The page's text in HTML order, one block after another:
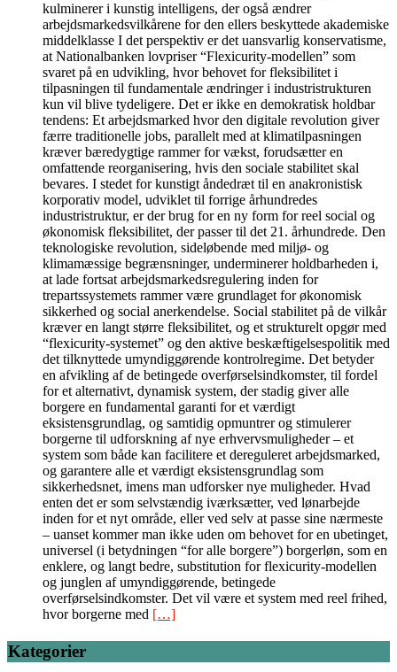
kulminerer i kunstig intelligens, der også ændrer
arbejdsmarkedsvilkårene for den ellers beskyttede akademiske
middelklasse I det perspektiv er det uansvarlig konservatisme,
at Nationalbanken lovpriser “Flexicurity-modellen” som
svaret på en udvikling, hvor behovet for fleksibilitet i
tilpasningen til fundamentale ændringer i industristrukturen
kun vil blive tydeligere. Det er ikke en demokratisk holdbar
tendens: Et arbejdsmarked hvor den digitale revolution giver
færre traditionelle jobs, parallelt med at klimatilpasningen
kræver bæredygtige rammer for vækst, forudsætter en
omfattende reorganisering, hvis den sociale stabilitet skal
bevares. I stedet for kunstigt åndedræt til en anakronistisk
korporativ model, udviklet til forrige århundredes
industristruktur, er der brug for en ny form for reel social og
økonomisk fleksibilitet, der passer til det 21. århundrede. Den
teknologiske revolution, sideløbende med miljø- og
klimamæssige begrænsninger, underminerer holdbarheden i,
at lade fortsat arbejdsmarkedsregulering inden for
trepartssystemets rammer være grundlaget for økonomisk
sikkerhed og social anerkendelse. Social stabilitet på de vilkår
kræver en langt større fleksibilitet, og et strukturelt opgør med
“flexicurity-systemet” og den aktive beskæftigelsespolitik med
det tilknyttede umyndiggørende kontrolregime. Det betyder
en afvikling af de betingede overførselsindkomster, til fordel
for et alternativt, dynamisk system, der stadig giver alle
borgere en fundamental garanti for et værdigt
eksistensgrundlag, og samtidig opmuntrer og stimulerer
borgerne til udforskning af nye erhvervsmuligheder – et
system som både kan facilitere et dereguleret arbejdsmarked,
og garantere alle et værdigt eksistensgrundlag som
sikkerhedsnet, imens man udforsker nye muligheder. Hvad
enten det er som selvstændig iværksætter, ved lønarbejde
inden for et nyt område, eller ved selv at passe sine nærmeste
– uanset kommer man ikke uden om behovet for en ubetinget,
universel (i betydningen “for alle borgere”) borgerløn, som en
enklere, og langt bedre, substitution for flexicurity-modellen
og junglen af umyndiggørende, betingede
overførselsindkomster. Det vil være et system med reel frihed,
hvor borgerne med […]
Kategorier